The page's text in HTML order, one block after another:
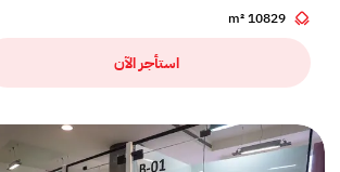
10829 m²
استأجر الآن